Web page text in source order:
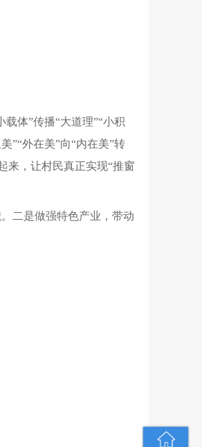
体”传播“大道理”“小积
”“外在美”向“内在美”转
来，让村民真正实现“推窗
二是做强特色产业，带动